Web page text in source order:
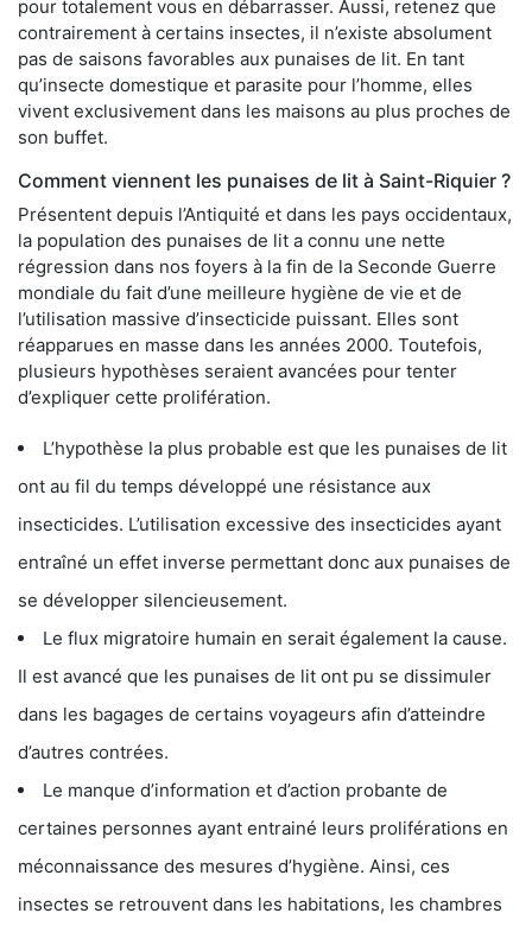
pour totalement vous en débarrasser. Aussi, retenez que
contrairement à certains insectes, il n’existe absolument
pas de saisons favorables aux punaises de lit. En tant
qu’insecte domestique et parasite pour l’homme, elles
vivent exclusivement dans les maisons au plus proches de
son buffet.
Comment viennent les punaises de lit à Saint-Riquier ?
Présentent depuis l’Antiquité et dans les pays occidentaux,
la population des punaises de lit a connu une nette
régression dans nos foyers à la fin de la Seconde Guerre
mondiale du fait d’une meilleure hygiène de vie et de
l’utilisation massive d’insecticide puissant. Elles sont
réapparues en masse dans les années 2000. Toutefois,
plusieurs hypothèses seraient avancées pour tenter
d’expliquer cette prolifération.
L’hypothèse la plus probable est que les punaises de lit
ont au fil du temps développé une résistance aux
insecticides. L’utilisation excessive des insecticides ayant
entraîné un effet inverse permettant donc aux punaises de
se développer silencieusement.
Le flux migratoire humain en serait également la cause.
Il est avancé que les punaises de lit ont pu se dissimuler
dans les bagages de certains voyageurs afin d’atteindre
d’autres contrées.
Le manque d’information et d’action probante de
certaines personnes ayant entrainé leurs proliférations en
méconnaissance des mesures d’hygiène. Ainsi, ces
insectes se retrouvent dans les habitations, les chambres